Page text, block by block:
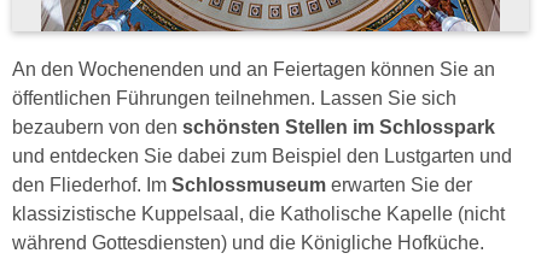
An den Wochenenden und an Feiertagen können Sie an
öffentlichen Führungen teilnehmen. Lassen Sie sich
bezaubern von den schönsten Stellen im Schlosspark
und entdecken Sie dabei zum Beispiel den Lustgarten und
den Fliederhof. Im Schlossmuseum erwarten Sie der
klassizistische Kuppelsaal, die Katholische Kapelle (nicht
während Gottesdiensten) und die Königliche Hofküche.